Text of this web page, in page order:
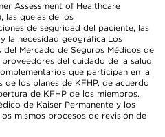
Assessment of Healthcare
las quejas de los
de seguridad del paciente, las
la necesidad geográfica.Los
Mercado de Seguros Médicos de
del cuidado de la salud
que participan en la
los planes de KFHP, de acuerdo
de KFHP de los miembros.
de Kaiser Permanente y los
mismos procesos de revisión de